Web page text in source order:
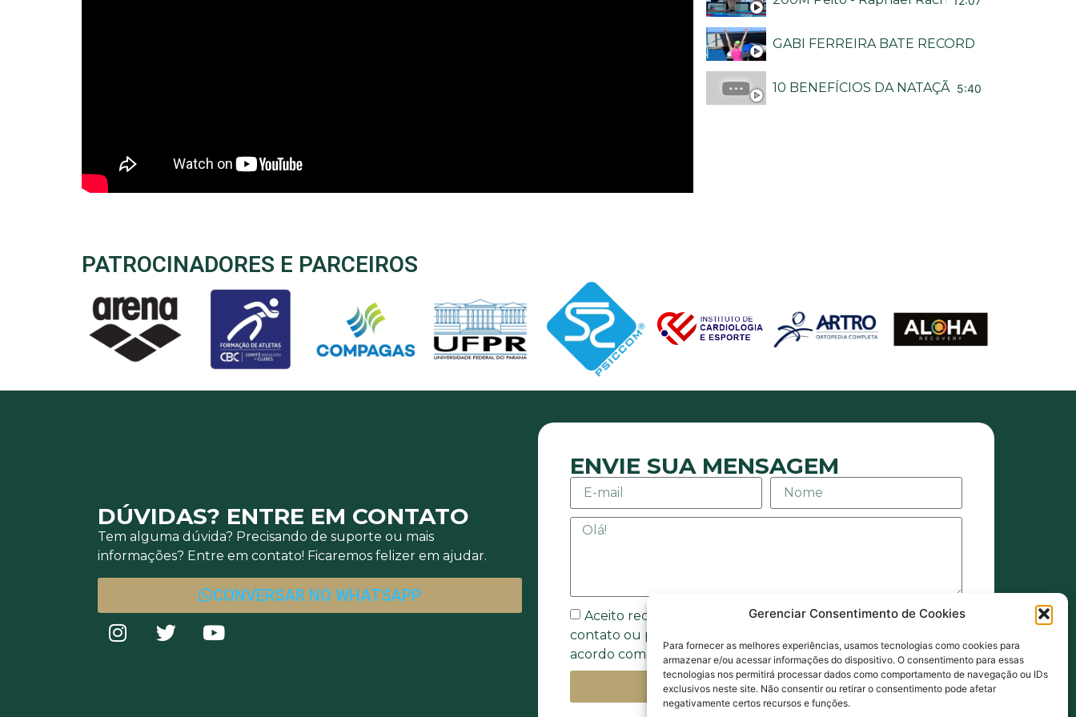
Gerenciar Consentimento de Cookies
Para fornecer as melhores experiências, usamos tecnologias como cookies para
armazenar e/ou acessar informações do dispositivo. O consentimento para essas
tecnologias nos permitirá processar dados como comportamento de navegação ou IDs
exclusivos neste site. Não consentir ou retirar o consentimento pode afetar
negativamente certos recursos e funções.
GABI FERREIRA BATE RECORDE BRASILEIRO
10 BENEFÍCIOS DA NATAÇÃO - CANAL NADA
5:40
PATROCINADORES E PARCEIROS
DÚVIDAS? ENTRE EM CONTATO
Tem alguma dúvida? Precisando de suporte ou mais
informações? Entre em contato! Ficaremos felizer em ajudar.
CONVERSAR NO WHATSAPP
ENVIE SUA MENSAGEM
Aceito receber mensagens ou e-mails sejam eles de
contato ou promocionais. Também estou de acordo com
acordo com a Política de Privacidade.
ENVIAR MENSAGEM